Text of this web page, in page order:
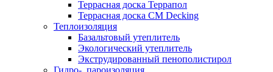
Террасная доска Террапол
Террасная доска CM Decking
Теплоизоляция
Базальтовый утеплитель
Экологический утеплитель
Экструдированный пенополистирол
Гидро-, пароизоляция